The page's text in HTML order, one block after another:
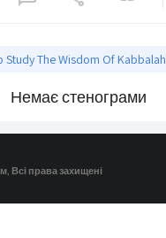
Study The Wisdom Of Kabbalah
Немає стенограми
Всі права захищені